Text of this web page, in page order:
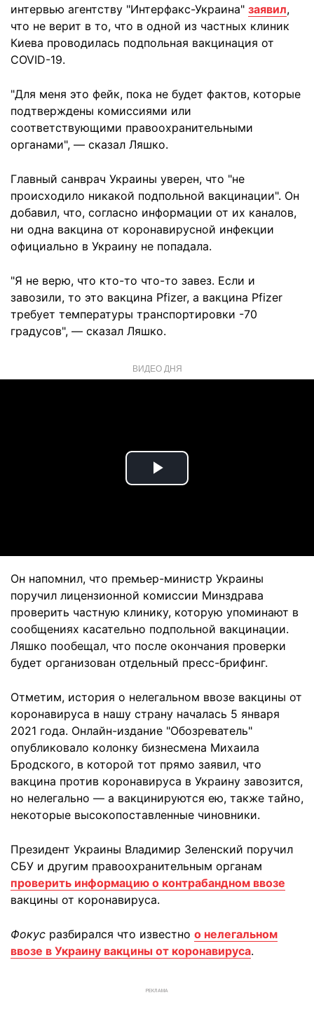
интервью агентству "Интерфакс-Украина" заявил,
что не верит в то, что в одной из частных клиник
Киева проводилась подпольная вакцинация от
COVID-19.
"Для меня это фейк, пока не будет фактов, которые
подтверждены комиссиями или
соответствующими правоохранительными
органами", — сказал Ляшко.
Главный санврач Украины уверен, что "не
происходило никакой подпольной вакцинации". Он
добавил, что, согласно информации от их каналов,
ни одна вакцина от коронавирусной инфекции
официально в Украину не попадала.
"Я не верю, что кто-то что-то завез. Если и
завозили, то это вакцина Pfizer, а вакцина Pfizer
требует температуры транспортировки -70
градусов", — сказал Ляшко.
ВИДЕО ДНЯ
Play
Он напомнил, что премьер-министр Украины
поручил лицензионной комиссии Минздрава
проверить частную клинику, которую упоминают в
сообщениях касательно подпольной вакцинации.
Ляшко пообещал, что после окончания проверки
будет организован отдельный пресс-брифинг.
Отметим, история о нелегальном ввозе вакцины от
коронавируса в нашу страну началась 5 января
2021 года. Онлайн-издание "Обозреватель"
опубликовало колонку бизнесмена Михаила
Бродского, в которой тот прямо заявил, что
вакцина против коронавируса в Украину завозится,
но нелегально — а вакцинируются ею, также тайно,
некоторые высокопоставленные чиновники.
Президент Украины Владимир Зеленский поручил
СБУ и другим правоохранительным органам
проверить информацию о контрабандном ввозе
вакцины от коронавируса.
Фокус разбирался что известно о нелегальном
ввозе в Украину вакцины от коронавируса.
РЕКЛАМА